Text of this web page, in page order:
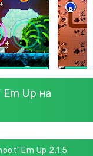
Up на
Em Up 2.1.5